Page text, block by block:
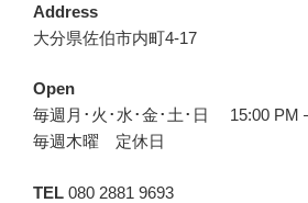
Address
大分県佐伯市内町4-17
Open
毎週月･火･水･金･土･日 15:00 PM
毎週木曜 定休日
TEL 080 2881 9693